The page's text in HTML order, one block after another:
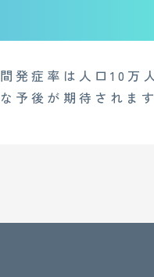
発症率は人口10
予後が期待されます